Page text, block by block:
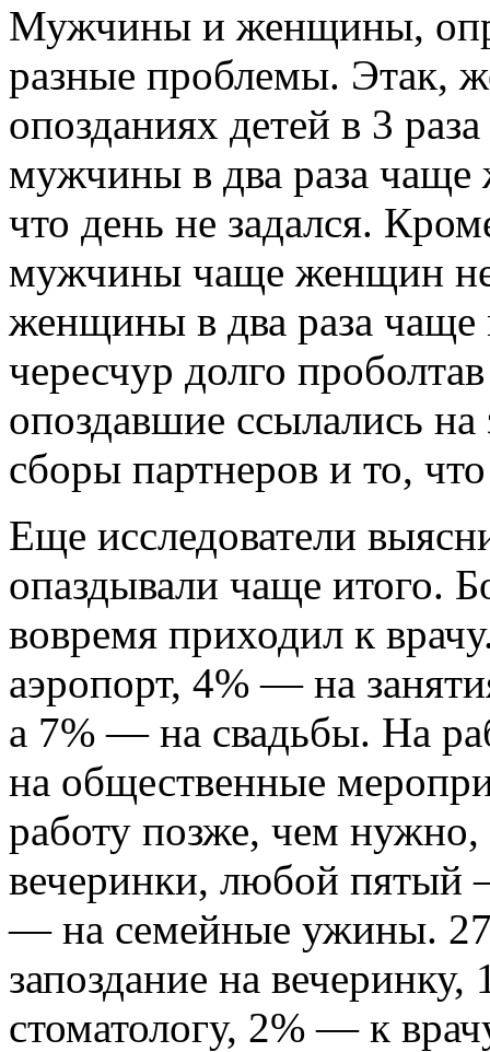
Мужчины и женщины,
разные проблемы. Этак,
опозданиях детей в 3
мужчины в два раза чаще
что день не задался.
мужчины чаще женщин не
женщины в два раза
чересчур долго
опоздавшие ссылались
сборы партнеров и то,
Еще исследователи
опаздывали чаще итого.
вовремя приходил к
аэропорт, 4% — на
а 7% — на свадьбы. На
на общественные
работу позже, чем нужно,
вечеринки, любой пятый
— на семейные ужины.
запоздание на
стоматологу, 2% — к